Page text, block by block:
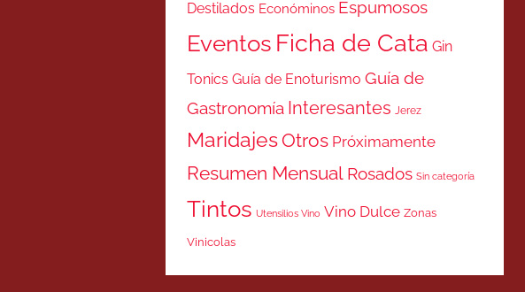
Destilados Económinos Espumosos
Eventos Ficha de Cata Gin
Tonics Guía de Enoturismo Guía de
Gastronomía Interesantes Jerez
MaridajesOtros Próximamente
Resumen Mensual Rosados Sin categoría
Tintos Utensilios Vino Vino Dulce Zonas
Vinicolas